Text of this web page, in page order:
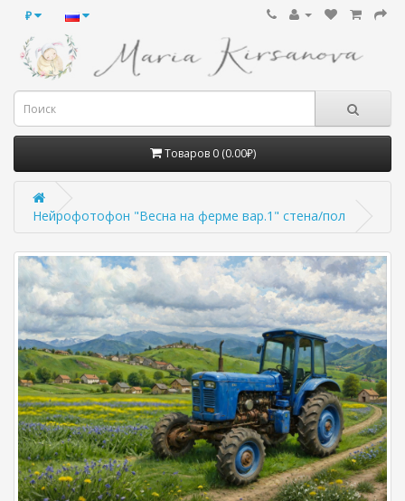
₽
Товаров 0 (0.00₽)
Нейрофотофон "Весна на ферме вар.1" стена/пол